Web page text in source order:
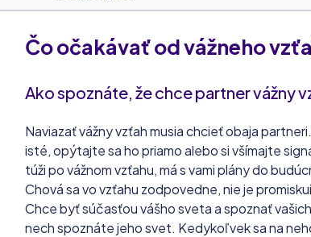
30+ideálny vek
30+ideálny vek
Čo očakávať od vážneho
Ako spoznáte, že chce partner vážny
Naviazať vážny vzťah musia chcieť obaja
isté, opýtajte sa ho priamo alebo si všímajte
túži po vážnom vzťahu, má s vami plány do
Chová sa vo vzťahu zodpovedne, nie je
Chce byť súčasťou vášho sveta a spoznať
nech spoznáte jeho svet. Kedykoľvek sa na